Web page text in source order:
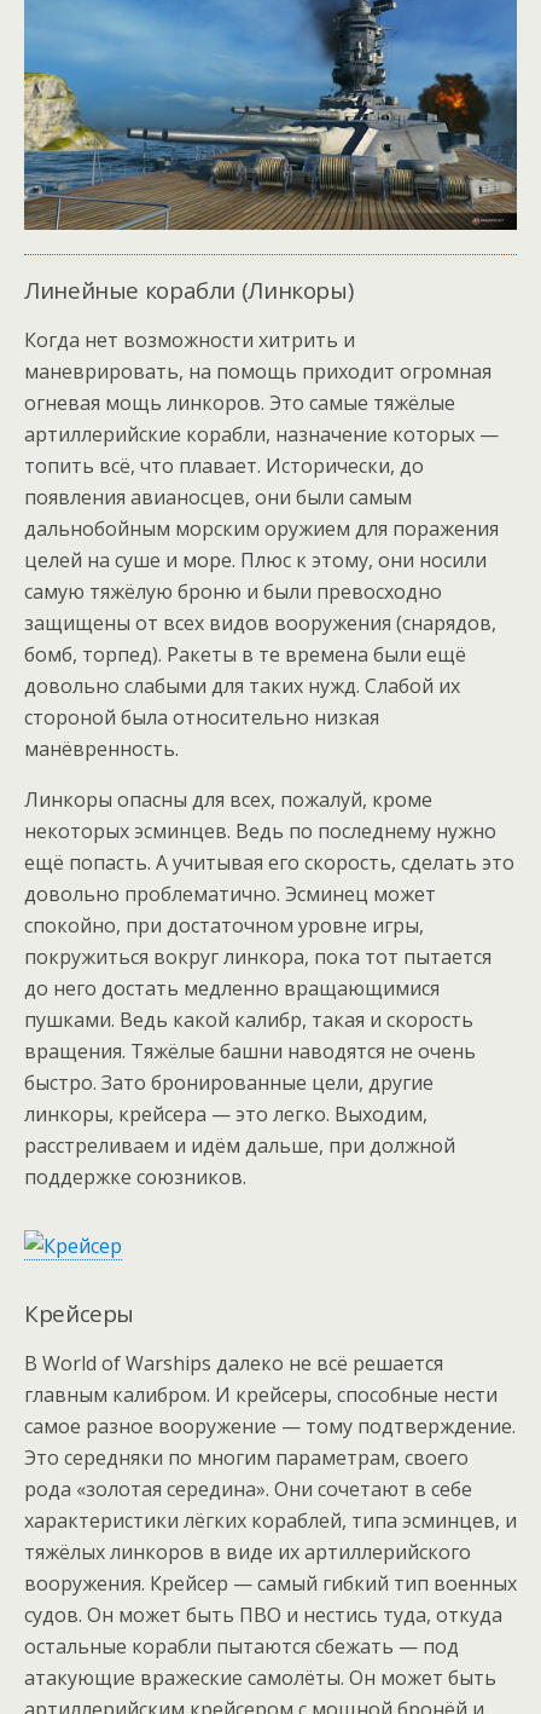
Линейные корабли (Линкоры)
Когда нет возможности хитрить и
маневрировать, на помощь приходит огромная
огневая мощь линкоров. Это самые тяжёлые
артиллерийские корабли, назначение которых —
топить всё, что плавает. Исторически, до
появления авианосцев, они были самым
дальнобойным морским оружием для поражения
целей на суше и море. Плюс к этому, они носили
самую тяжёлую броню и были превосходно
защищены от всех видов вооружения (снарядов,
бомб, торпед). Ракеты в те времена были ещё
довольно слабыми для таких нужд. Слабой их
стороной была относительно низкая
манёвренность.
Линкоры опасны для всех, пожалуй, кроме
некоторых эсминцев. Ведь по последнему нужно
ещё попасть. А учитывая его скорость, сделать это
довольно проблематично. Эсминец может
спокойно, при достаточном уровне игры,
покружиться вокруг линкора, пока тот пытается
до него достать медленно вращающимися
пушками. Ведь какой калибр, такая и скорость
вращения. Тяжёлые башни наводятся не очень
быстро. Зато бронированные цели, другие
линкоры, крейсера — это легко. Выходим,
расстреливаем и идём дальше, при должной
поддержке союзников.
Крейсеры
В World of Warships далеко не всё решается
главным калибром. И крейсеры, способные нести
самое разное вооружение — тому подтверждение.
Это середняки по многим параметрам, своего
рода «золотая середина». Они сочетают в себе
характеристики лёгких кораблей, типа эсминцев, и
тяжёлых линкоров в виде их артиллерийского
вооружения. Крейсер — самый гибкий тип военных
судов. Он может быть ПВО и нестись туда, откуда
остальные корабли пытаются сбежать — под
атакующие вражеские самолёты. Он может быть